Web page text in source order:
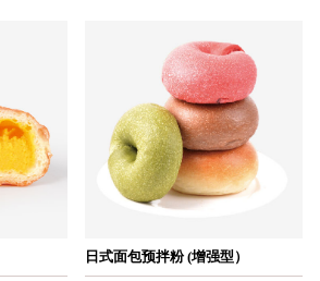
日式面包预拌粉 (增强型）